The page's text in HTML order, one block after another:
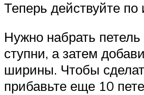
Теперь действуйте по
Нужно набрать
ступни, а затем
ширины. Чтобы
прибавьте еще 10